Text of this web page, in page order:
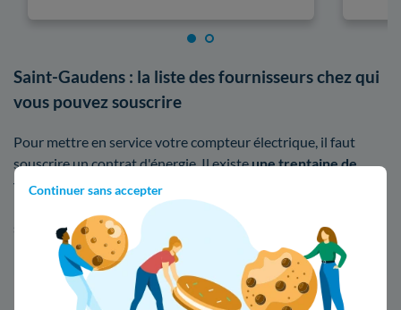
Continuer sans accepter
Saint-Gaudens : la liste des fournisseurs chez qui
vous pouvez souscrire
Pour mettre en service votre compteur électrique, il faut
souscrire un contrat d'énergie. Il existeune trentaine de
fournisseursd'électricité et de gaz en France, depuis
l'ouverture du marché à la concurrence en 2007. Si vous ne
savez pas quel fournisseur choisir, voici une liste de ceux
présents à Saint-Gaudens
Fournisseur Prix du kWh*